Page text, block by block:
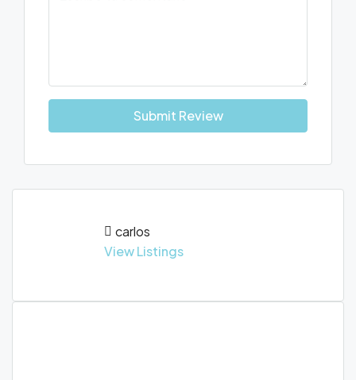
Submit Review
carlos
View Listings